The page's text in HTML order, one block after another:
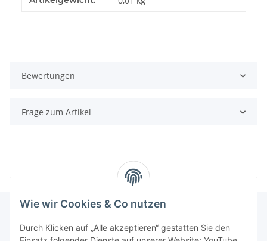
Wie wir Cookies & Co nutzen
Durch Klicken auf „Alle akzeptieren“ gestatten Sie den
Bewertungen
Frage zum Artikel
Informationen